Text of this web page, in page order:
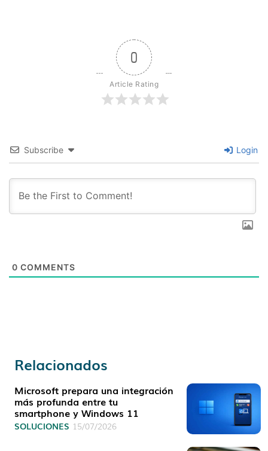
0
Article Rating
Subscribe Login
0 COMMENTS
Relacionados
Microsoft prepara una integración
más profunda entre tu
smartphone y Windows 11
SOLUCIONES 15/07/2026